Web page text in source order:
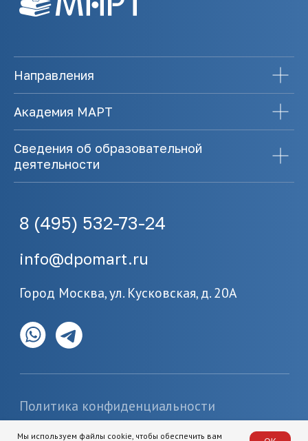
Направления
Академия МАРТ
Сведения об образовательной
деятельности
Мы используем файлы cookie, чтобы обеспечить вам